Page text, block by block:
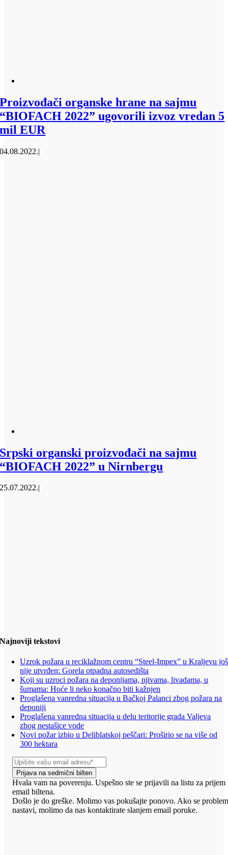
Proizvođači organske hrane na sajmu
“BIOFACH 2022” ugovorili izvoz vredan 5
mil EUR
04.08.2022.|
Srpski organski proizvođači na sajmu
“BIOFACH 2022” u Nirnbergu
25.07.2022.|
Najnoviji tekstovi
Uzrok požara u reciklažnom centru “Steel-Impex” u Kraljevu još
nije utvrđen: Gorela otpadna autosedišta
Koji su uzroci požara na deponijama, njivama, livadama, u
šumama: Hoće li neko konačno biti kažnjen
Proglašena vanredna situacija u Bačkoj Palanci zbog požara na
deponiji
Proglašena vanredna situacija u delu teritorije grada Valjeva
zbog nestašice vode
Novi požar izbio u Deliblatskoj peščari: Proširio se na više od
300 hektara
Prijava na sedmični bilten
Hvala vam na poverenju. Uspešno ste se prijavili na listu za prijem
email biltena.
Došlo je do greške. Molimo vas pokušajte ponovo. Ako se
nastavi, molimo da nas kontaktirate slanjem email poruke.